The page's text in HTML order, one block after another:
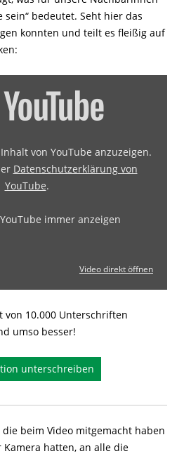
sein“ bedeutet. Seht hier das
konnten und teilt es fleißig auf
von YouTube anzuzeigen.
Datenschutzerklärung von
YouTube.
immer anzeigen
Video direkt öffnen
10.000 Unterschriften
umso besser!
unterschreiben
beim Video mitgemacht haben
hatten, an alle die